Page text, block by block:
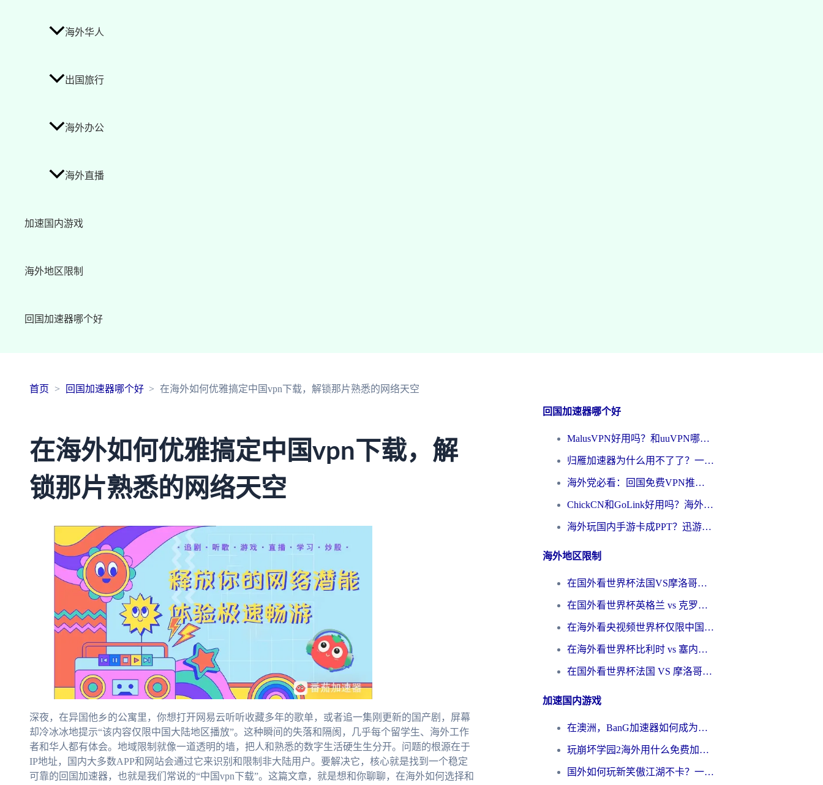
海外华人
出国旅行
海外办公
海外直播
加速国内游戏
海外地区限制
回国加速器哪个好
首页 回国加速器哪个好 在海外如何优雅搞定中国vpn下载，解锁那片熟悉的网络天空
在海外如何优雅搞定中国vpn下载，解
锁那片熟悉的网络天空
深夜，在异国他乡的公寓里，你想打开网易云听听收藏多年的歌单，或者追一集刚更新的国产剧，屏幕
却冷冰冰地提示“该内容仅限中国大陆地区播放”。这种瞬间的失落和隔阂，几乎每个留学生、海外工作
者和华人都有体会。地域限制就像一道透明的墙，把人和熟悉的数字生活硬生生分开。问题的根源在于
IP地址，国内大多数APP和网站会通过它来识别和限制非大陆用户。要解决它，核心就是找到一个稳定
可靠的回国加速器，也就是我们常说的“中国vpn下载”。这篇文章，就是想和你聊聊，在海外如何选择和
回国加速器哪个好
MalusVPN好用吗？和uuVPN哪个好？海外党无缝访问国内资源的真实对比与选择指南
归雁加速器为什么用不了了？一位海外游子的真实困惑与技术解答
海外党必看：回国免费VPN推荐？别踩坑！教你选对加速器无缝刷国内资源
ChickCN和GoLink好用吗？海外党如何选对回国加速器
海外玩国内手游卡成PPT？迅游和奇游手游哪个好？一篇讲透回国加速器怎么选
海外地区限制
在国外看世界杯法国VS摩洛哥地区限制？这篇指南让你流畅看中文解说无压力
在国外看世界杯英格兰 vs 克罗地亚当前地区不可播放？这篇指南帮你搞定所有海外观赛难题
在海外看央视频世界杯仅限中国大陆？这篇指南帮你解锁中文解说+无卡顿直播
在海外看世界杯比利时 vs 塞内加尔仅限中国大陆？我找到了最流畅的中文解说之路
在国外看世界杯法国 VS 摩洛哥仅限中国大陆？海外党这样看中文解说赛事不卡顿
加速国内游戏
在澳洲，BanG加速器如何成为你国服游戏的“时光机”？
玩崩坏学园2海外用什么免费加速器好？2026海外党亲测国服游戏加速指南
国外如何玩新笑傲江湖不卡？一份给海外游子的终极网络指南